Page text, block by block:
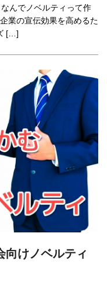
んでノベルティって作
業の宣伝効果を高めるた
[…]
けノベルティ